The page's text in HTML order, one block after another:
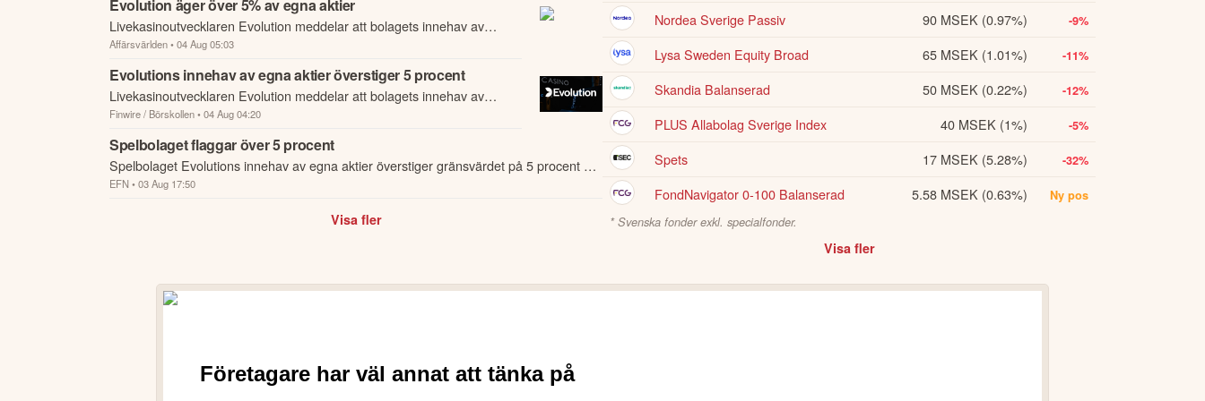
Evolution äger över 5% av egna aktier
Livekasinoutvecklaren Evolution meddelar att bolagets innehav av
egna aktier har överstigit flaggningsgränsen på 5 procent efter
återköp av ...
Affärsvärlden• 04 Aug 05:03
Evolutions innehav av egna aktier överstiger 5 procent
Livekasinoutvecklaren Evolution meddelar att bolagets innehav av
egna aktier har överstigit flaggningsgränsen på 5 procent efter
återköp av ...
Finwire / Börskollen• 04 Aug 04:20
Spelbolaget flaggar över 5 procent
Spelbolaget Evolutions innehav av egna aktier överstiger gränsvärdet på 5 procent av
samtliga aktier.
EFN• 03 Aug 17:50
Visa fler
Nordea Sverige Passiv 90 MSEK (0.97%) -9%
Lysa Sweden Equity Broad 65 MSEK (1.01%) -11%
Skandia Balanserad 50 MSEK (0.22%) -12%
PLUS Allabolag Sverige Index 40 MSEK (1%) -5%
Spets 17 MSEK (5.28%) -32%
FondNavigator 0-100 Balanserad 5.58 MSEK (0.63%)
Ny pos
* Svenska fonder exkl. specialfonder.
Visa fler